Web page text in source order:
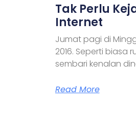
Tak Perlu
Internet
Jumat pagi di
2016. Seperti biasa
sembari kenalan
Read More